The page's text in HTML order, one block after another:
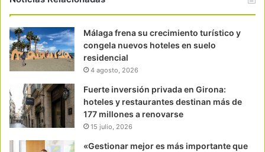
Málaga frena su crecimiento turístico y
congela nuevos hoteles en suelo
residencial
4 agosto, 2026
Fuerte inversión privada en Girona:
hoteles y restaurantes destinan más de
177 millones a renovarse
15 julio, 2026
«Gestionar mejor es más importante que